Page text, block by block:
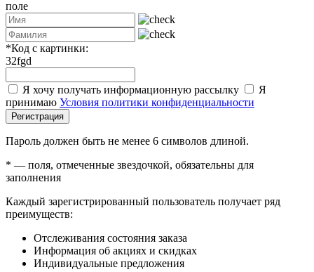
поле
*Код с картинки:
32fgd
Я хочу получать информационную рассылку
Я
принимаю Условия политики конфиденциальности
Регистрация
Пароль должен быть не менее 6 символов длиной.
* — поля, отмеченные звездочкой, обязательны для
заполнения
Каждый зарегистрированный пользователь получает ряд
преимуществ:
Отслеживания состояния заказа
Информация об акциях и скидках
Индивидуальные предложения